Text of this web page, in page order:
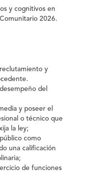
y cognitivos en
2026.
y
del
y poseer el
o técnico que
la ley;
como
una calificación
de funciones